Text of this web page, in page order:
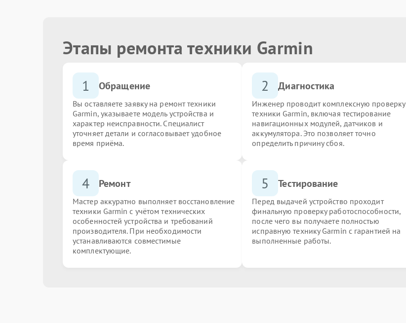
Этапы ремонта техники Garmin
1 Обращение
Вы оставляете заявку на ремонт техники
Garmin, указываете модель устройства и
характер неисправности. Специалист
уточняет детали и согласовывает удобное
время приёма.
2 Диагностика
Инженер проводит комплексную проверку
техники Garmin, включая тестирование
навигационных модулей, датчиков и
аккумулятора. Это позволяет точно
определить причину сбоя.
4 Ремонт
Мастер аккуратно выполняет восстановление
техники Garmin с учётом технических
особенностей устройства и требований
производителя. При необходимости
устанавливаются совместимые
комплектующие.
5 Тестирование
Перед выдачей устройство проходит
финальную проверку работоспособности,
после чего вы получаете полностью
исправную технику Garmin с гарантией на
выполненные работы.